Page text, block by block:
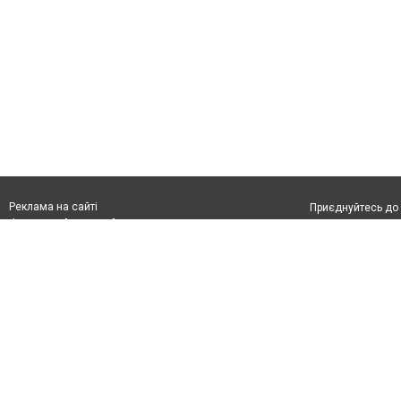
Реклама на сайті
Франшиза "CitySites"
Приєднуйтесь до